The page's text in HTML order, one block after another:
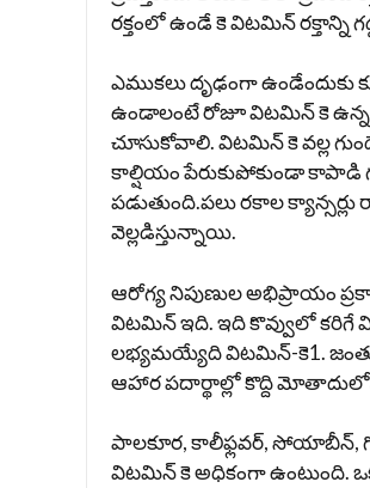
ర‌క్తంలో ఉండే కె విట‌మిన్ ర‌క్తాన్ని
ఎముక‌లు దృఢంగా
ఉండాలంటే రోజూ విట‌మిన్ కె
చూసుకోవాలి. విటమిన్ కె వల్ల
కాల్షియం పేరుకుపోకుండా కాపాడి
ప‌డుతుంది.ప‌లు ర‌కాల
వెల్ల‌డిస్తున్నాయి.
ఆరోగ్య నిపుణుల అభిప్రాయం
విటమిన్ ఇది. ఇది కొవ్వులో కరిగే
లభ్యమయ్యేది విటమిన్-కె1.
ఆహార పదార్థాల్లో కొద్ది
పాలకూర, కాలీఫ్లవర్, సోయాబీన్,
విటమిన్ కె అధికంగా ఉంటుంది.